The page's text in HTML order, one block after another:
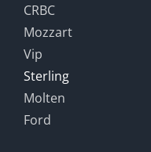
CRBC
Mozzart
Vip
Sterling
Molten
Ford